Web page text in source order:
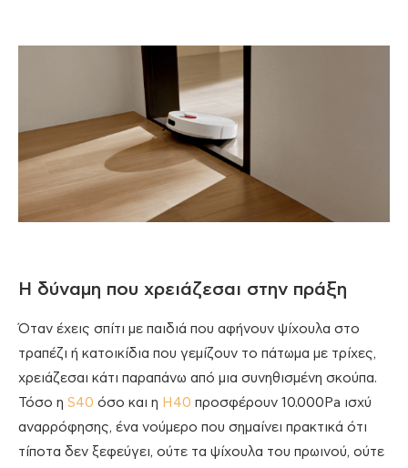
Η δύναμη που χρειάζεσαι στην πράξη
Όταν έχεις σπίτι με παιδιά που αφήνουν ψίχουλα στο
τραπέζι ή κατοικίδια που γεμίζουν το πάτωμα με τρίχες,
χρειάζεσαι κάτι παραπάνω από μια συνηθισμένη σκούπα.
Τόσο η S40 όσο και η H40 προσφέρουν 10.000Pa ισχύ
αναρρόφησης, ένα νούμερο που σημαίνει πρακτικά ότι
τίποτα δεν ξεφεύγει, ούτε τα ψίχουλα του πρωινού, ούτε